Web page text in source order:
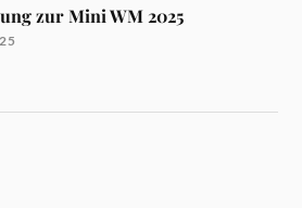
zur Mini WM 2025